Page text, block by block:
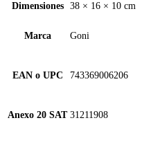
Dimensiones
38 × 16 × 10 cm
Marca Goni
EAN o UPC 743369006206
Anexo 20 SAT 31211908